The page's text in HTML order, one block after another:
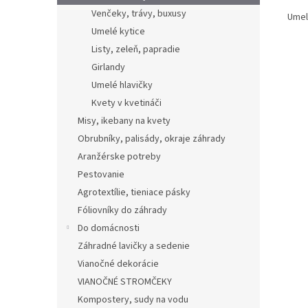
Venčeky, trávy, buxusy
Umelé kytice
Listy, zeleň, papradie
Girlandy
Umelé hlavičky
Kvety v kvetináči
Misy, ikebany na kvety
Obrubníky, palisády, okraje záhrady
Aranžérske potreby
Pestovanie
Agrotextílie, tieniace pásky
Fóliovníky do záhrady
Do domácnosti
Záhradné lavičky a sedenie
Vianočné dekorácie
VIANOČNÉ STROMČEKY
Kompostery, sudy na vodu